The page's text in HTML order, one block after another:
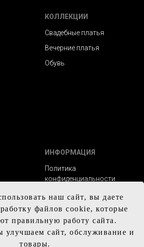
наш сайт, вы даете
файлов cookie, которые
правильную работу сайта.
улучшаем сайт, обслуживание и
товары.
КОЛЛЕКЦИИ
Свадебные платья
Вечерние платья
Обувь
ИНФОРМАЦИЯ
Политика
конфиденциальности
Заказ и сроки
Доставка
Обмен и возврат